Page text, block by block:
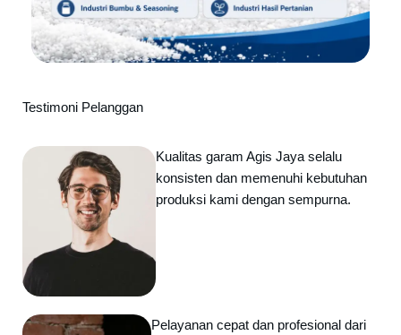
Testimoni Pelanggan
Kualitas garam Agis Jaya selalu
konsisten dan memenuhi kebutuhan
produksi kami dengan sempurna.
Pelayanan cepat dan profesional dari